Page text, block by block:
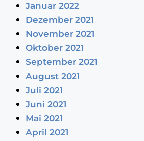
Januar 2022
Dezember 2021
November 2021
Oktober 2021
September 2021
August 2021
Juli 2021
Juni 2021
Mai 2021
April 2021